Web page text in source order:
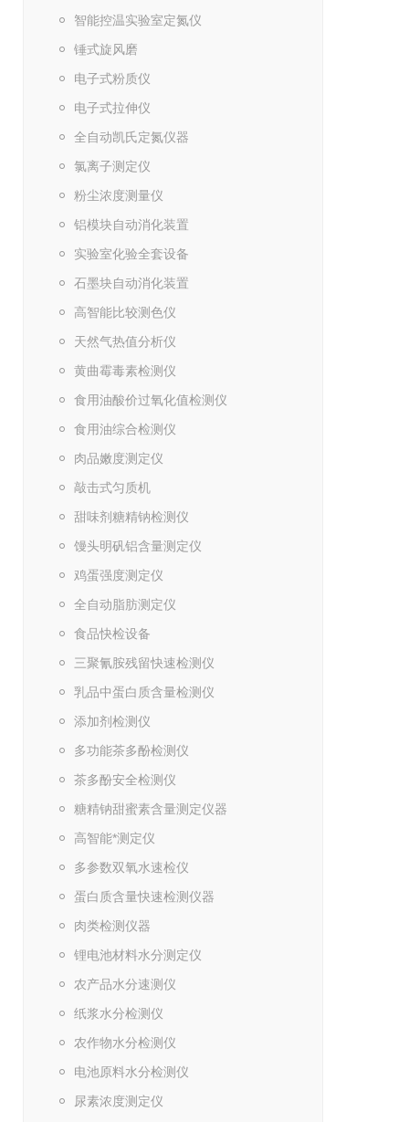
智能控温实验室定氮仪
锤式旋风磨
电子式粉质仪
电子式拉伸仪
全自动凯氏定氮仪器
氯离子测定仪
粉尘浓度测量仪
铝模块自动消化装置
实验室化验全套设备
石墨块自动消化装置
高智能比较测色仪
天然气热值分析仪
黄曲霉毒素检测仪
食用油酸价过氧化值检测仪
食用油综合检测仪
肉品嫩度测定仪
敲击式匀质机
甜味剂糖精钠检测仪
馒头明矾铝含量测定仪
鸡蛋强度测定仪
全自动脂肪测定仪
食品快检设备
三聚氰胺残留快速检测仪
乳品中蛋白质含量检测仪
添加剂检测仪
多功能茶多酚检测仪
茶多酚安全检测仪
糖精钠甜蜜素含量测定仪器
高智能*测定仪
多参数双氧水速检仪
蛋白质含量快速检测仪器
肉类检测仪器
锂电池材料水分测定仪
农产品水分速测仪
纸浆水分检测仪
农作物水分检测仪
电池原料水分检测仪
尿素浓度测定仪